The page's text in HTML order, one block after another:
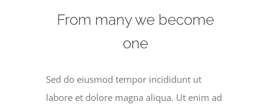
From many we become
one
Sed do eiusmod tempor incididunt ut
labore et dolore magna aliqua. Ut enim ad